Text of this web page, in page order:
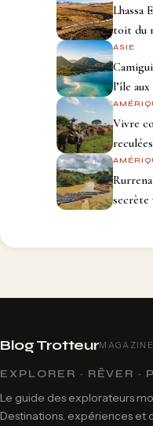
Lhassa
toit du
ASIE
l’île
Vivre
secrète
Blog Trotteur
EXPLORER · RÊVER ·
Le guide des explorateurs
Destinations, expériences et